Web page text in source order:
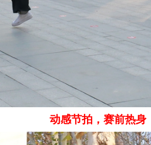
动感节拍，赛前热身